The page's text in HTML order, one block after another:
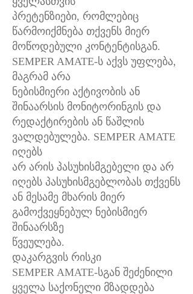
პრეტენზიები, რომლებიც
წარმოიქმნება თქვენს მიერ
მოწოდებული კონტენტისგან.
SEMPER AMATE-ს აქვს უფლება,
მაგრამ არა
ნებისმიერი აქტივობის ან
შინაარსის მონიტორინგის და
რედაქტირების ან წაშლის
ვალდებულება. SEMPER AMATE
იღებს
არ არის პასუხისმგებელი და არ
იღებს პასუხისმგებლობას თქვენს
ან მესამე მხარის მიერ
გამოქვეყნებულ ნებისმიერ
შინაარსზე
წვეულება.
დაკარგვის რისკი
SEMPER AMATE-სგან შეძენილი
ყველა საქონელი მზადდება